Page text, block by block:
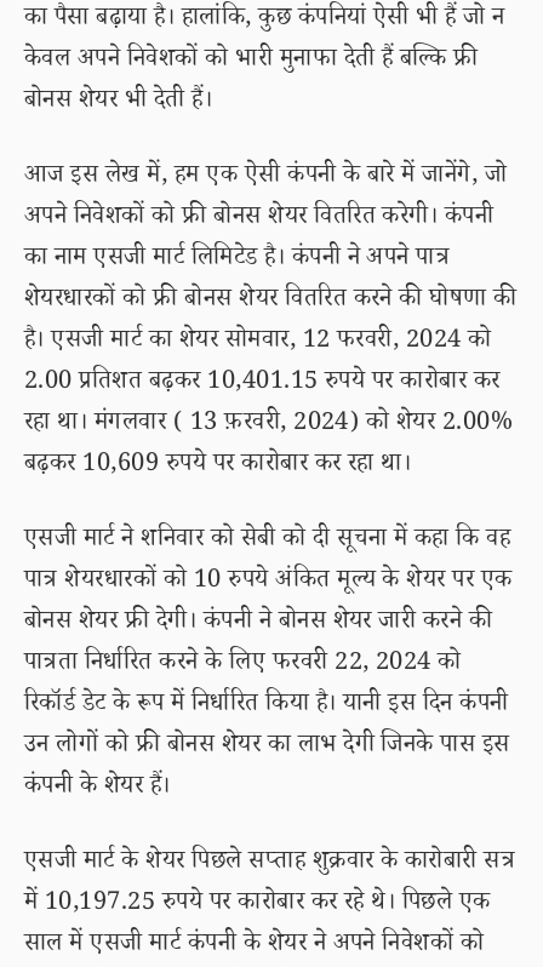
का पैसा बढ़ाया है। हालांकि, कुछ कंपनियां ऐसी भी हैं जो न
केवल अपने निवेशकों को भारी मुनाफा देती हैं बल्कि फ्री
बोनस शेयर भी देती हैं।
आज इस लेख में, हम एक ऐसी कंपनी के बारे में जानेंगे, जो
अपने निवेशकों को फ्री बोनस शेयर वितरित करेगी। कंपनी
का नाम एसजी मार्ट लिमिटेड है। कंपनी ने अपने पात्र
शेयरधारकों को फ्री बोनस शेयर वितरित करने की घोषणा की
है। एसजी मार्ट का शेयर सोमवार, 12 फरवरी, 2024 को
2.00 प्रतिशत बढ़कर 10,401.15 रुपये पर कारोबार कर
रहा था। मंगलवार ( 13 फ़रवरी, 2024) को शेयर 2.00%
बढ़कर 10,609 रुपये पर कारोबार कर रहा था।
एसजी मार्ट ने शनिवार को सेबी को दी सूचना में कहा कि वह
पात्र शेयरधारकों को 10 रुपये अंकित मूल्य के शेयर पर एक
बोनस शेयर फ्री देगी। कंपनी ने बोनस शेयर जारी करने की
पात्रता निर्धारित करने के लिए फरवरी 22, 2024 को
रिकॉर्ड डेट के रूप में निर्धारित किया है। यानी इस दिन कंपनी
उन लोगों को फ्री बोनस शेयर का लाभ देगी जिनके पास इस
कंपनी के शेयर हैं।
एसजी मार्ट के शेयर पिछले सप्ताह शुक्रवार के कारोबारी सत्र
में 10,197.25 रुपये पर कारोबार कर रहे थे। पिछले एक
साल में एसजी मार्ट कंपनी के शेयर ने अपने निवेशकों को